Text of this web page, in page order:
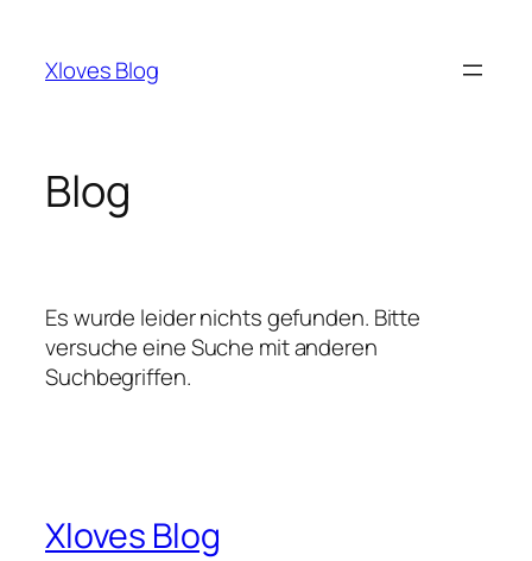
springen
Xloves Blog
Blog
Es wurde leider nichts gefunden. Bitte
versuche eine Suche mit anderen
Suchbegriffen.
Xloves Blog